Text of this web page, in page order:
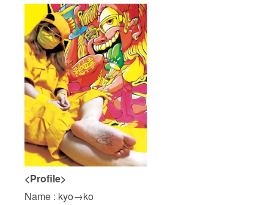
<Profile>
Name : kyo→ko